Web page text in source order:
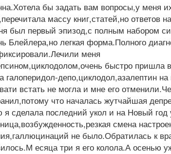
бы задать вам вопросы,у меня
массу книг,статей,но ответов
был первый эпизод,с полным набором
Блейлера,но легкая форма.Полного
меня
быстро пришла
депо,циклодол,азалептин
встать не могла и мне его
что началась жутчайшая
сделала последний укол и на Новый год
смена
не было.Обратилась к
есяца три я его колола.А осенью